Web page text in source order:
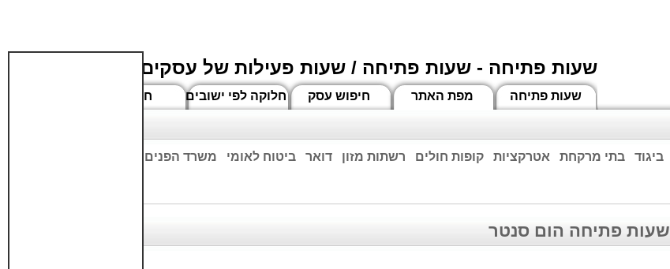
שעות פתיחה - שעות פתיחה / שעות פעילות של עסקים
חדשים חלוקה לפי ישובים חיפוש עסק מפת האתר שעות פתיחה
משרד הפנים ביטוח לאומי דואר רשתות מזון קופות חולים אטרקציות בתי מרקחת ביגוד
שעות פתיחה הום סנטר